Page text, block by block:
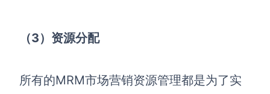
（3） 资源分配
所有的MRM市场营销资源管理都是为了实